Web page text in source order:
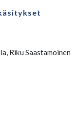
Riku Saastamoinen